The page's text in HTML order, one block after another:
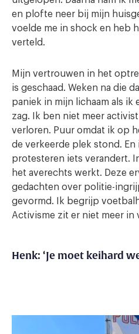
en plofte neer bij mijn
voelde me in shock en heb
verteld.
Mijn vertrouwen in het
is geschaad. Weken na die
paniek in mijn lichaam als ik
zag. Ik ben niet meer
verloren. Puur omdat ik op
de verkeerde plek stond.
protesteren iets verandert.
het averechts werkt. Deze
gedachten over politie-
gevormd. Ik begrijp
Activisme zit er niet meer in
Henk: ‘Je moet keihard